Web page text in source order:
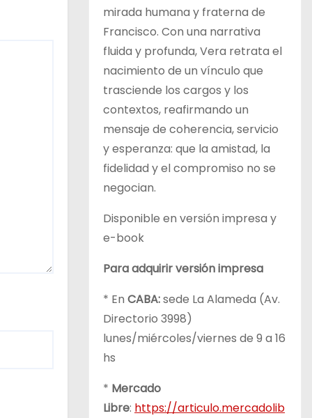
mirada humana y fraterna de
Francisco. Con una narrativa
fluida y profunda, Vera retrata el
nacimiento de un vínculo que
trasciende los cargos y los
contextos, reafirmando un
mensaje de coherencia, servicio
y esperanza: que la amistad, la
fidelidad y el compromiso no se
negocian.
Disponible en versión impresa y
e-book
Para adquirir versión impresa
* En CABA:sede La Alameda (Av.
Directorio 3998)
lunes/miércoles/viernes de 9 a 16
hs
* Mercado
Libre: https://articulo.mercadolib